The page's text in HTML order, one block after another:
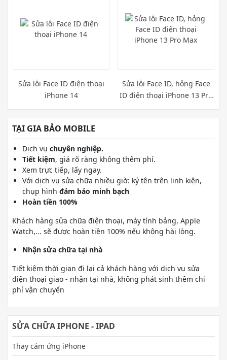
Sửa lỗi Face ID điện thoại
iPhone 14
Sửa lỗi Face ID, hỏng Face
ID điện thoại iPhone 13 Pro
Max
TẠI GIA BẢO MOBILE
Dịch vụ chuyên nghiệp.
Tiết kiệm, giá rõ ràng không thêm phí.
Xem trực tiếp, lấy ngay.
Với dịch vụ sửa chữa nhiều giờ: ký tên trên linh kiện,
chụp hình đảm bảo minh bạch
Hoàn tiền 100%
Khách hàng sửa chữa điện thoại, máy tính bảng, Apple
Watch,... sẽ được hoàn tiền 100% nếu không hài lòng.
Nhận sửa chữa tại nhà
Tiết kiệm thời gian đi lại cả khách hàng với dịch vụ sửa
điện thoại giao - nhận tại nhà, không phát sinh thêm chi
phí vận chuyển
SỬA CHỮA IPHONE - IPAD
Thay cảm ứng iPhone